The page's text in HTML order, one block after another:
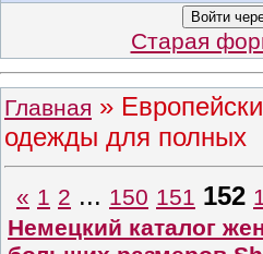
Войти
Старая
Главная »
одежды для полных
« 1 2 ... 150 151 152
Немецкий каталог